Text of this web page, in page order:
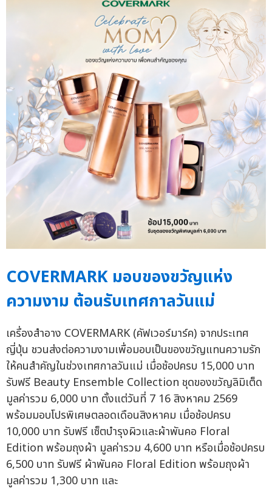
COVERMARK มอบของขวัญแห่ง
ความงาม ต้อนรับเทศกาลวันแม่
เครื่องสำอาง COVERMARK (คัฟเวอร์มาร์ค) จากประเทศ
ญี่ปุ่น ชวนส่งต่อความงามเพื่อมอบเป็นของขวัญแทนความรัก
ให้คนสำคัญในช่วงเทศกาลวันแม่ เมื่อช้อปครบ 15,000 บาท
รับฟรี Beauty Ensemble Collection ชุดของขวัญลิมิเต็ด
มูลค่ารวม 6,000 บาท ตั้งแต่วันที่ 7 16 สิงหาคม 2569
พร้อมมอบโปรพิเศษตลอดเดือนสิงหาคม เมื่อช้อปครบ
10,000 บาท รับฟรี เซ็ตบำรุงผิวและผ้าพันคอ Floral
Edition พร้อมถุงผ้า มูลค่ารวม 4,600 บาท หรือเมื่อช้อปครบ
6,500 บาท รับฟรี ผ้าพันคอ Floral Edition พร้อมถุงผ้า
มูลค่ารวม 1,300 บาท และ